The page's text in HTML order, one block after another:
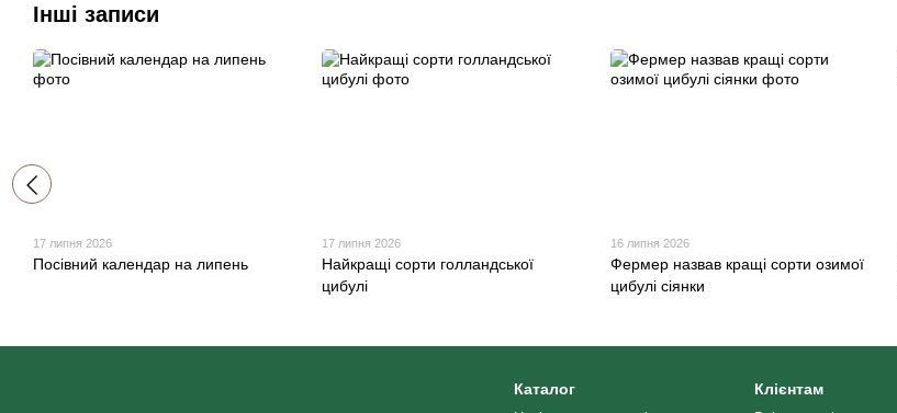
Інші записи
17 липня 2026
Посівний календар на липень
17 липня 2026
Найкращі сорти голландської
цибулі
16 липня 2026
Фермер назвав кращі сорти озимої
цибулі сіянки
Каталог Клієнтам